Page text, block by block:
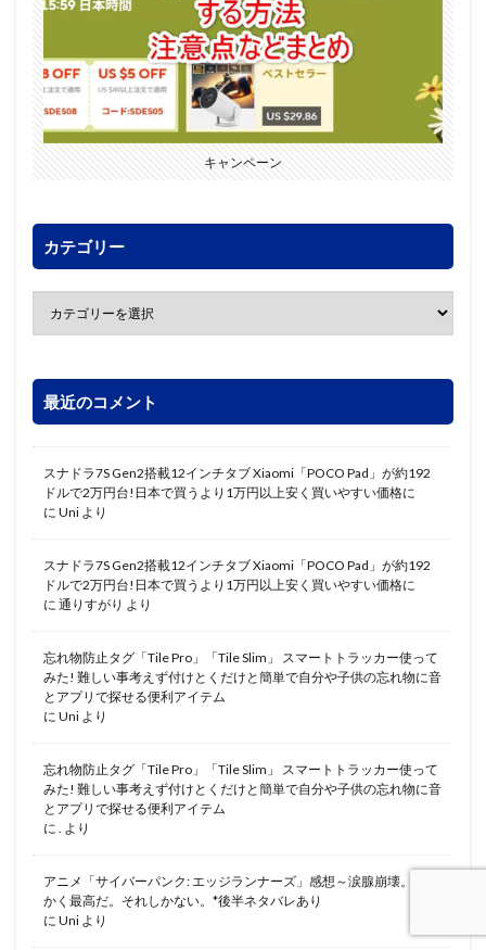
キャンペーン
カテゴリー
最近のコメント
スナドラ7S Gen2搭載12インチタブ Xiaomi「POCO Pad」が約192
ドルで2万円台!日本で買うより1万円以上安く買いやすい価格に
に Uni より
スナドラ7S Gen2搭載12インチタブ Xiaomi「POCO Pad」が約192
ドルで2万円台!日本で買うより1万円以上安く買いやすい価格に
に 通りすがり より
忘れ物防止タグ「Tile Pro」「Tile Slim」 スマートトラッカー使って
みた! 難しい事考えず付けとくだけと簡単で自分や子供の忘れ物に音
とアプリで探せる便利アイテム
に Uni より
忘れ物防止タグ「Tile Pro」「Tile Slim」 スマートトラッカー使って
みた! 難しい事考えず付けとくだけと簡単で自分や子供の忘れ物に音
とアプリで探せる便利アイテム
に
より
アニメ「サイバーパンク: エッジランナーズ」感想～涙腺崩壊。とに
かく最高だ。それしかない。*後半ネタバレあり
に Uni より